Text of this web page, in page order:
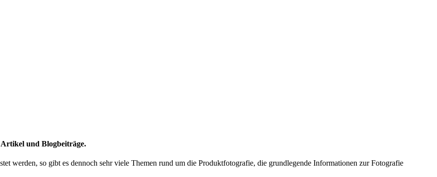
Artikel und Blogbeiträge.
werden, so gibt es dennoch sehr viele Themen rund um die Produktfotografie, die grundlegende Informationen zur Fotografie